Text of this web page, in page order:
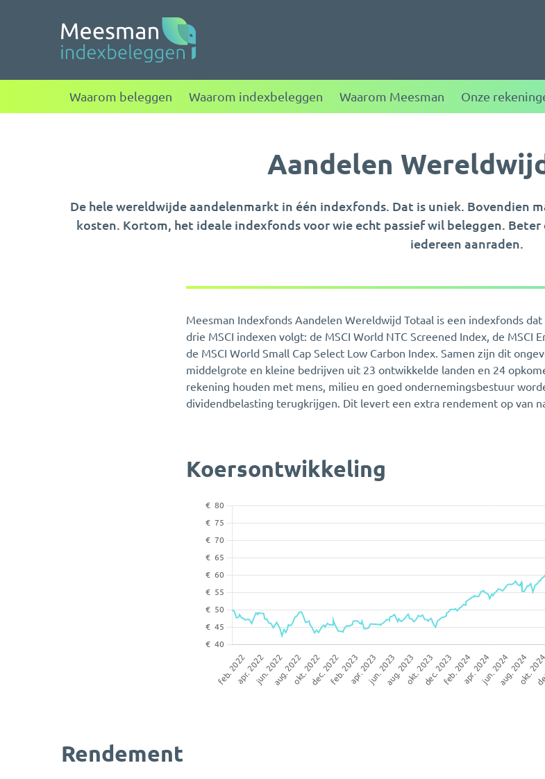
Meesman indexbeleggen
Waarom beleggen Waarom indexbeleggen Waarom Meesman Onze
Aandelen
De hele wereldwijde aandelenmarkt in één indexfonds. Dat is uniek.
kosten. Kortom, het ideale indexfonds voor wie echt passief wil beleggen.
iedereen aanraden.
Meesman Indexfonds Aandelen Wereldwijd Totaal is een indexfonds
drie MSCI indexen volgt: de MSCI World NTC Screened Index, de MSCI
de MSCI World Small Cap Select Low Carbon Index. Samen zijn dit
middelgrote en kleine bedrijven uit 23 ontwikkelde landen en 24
rekening houden met mens, milieu en goed ondernemingsbestuur
dividendbelasting terugkrijgen. Dit levert een extra rendement op van
Koersontwikkeling
Rendement